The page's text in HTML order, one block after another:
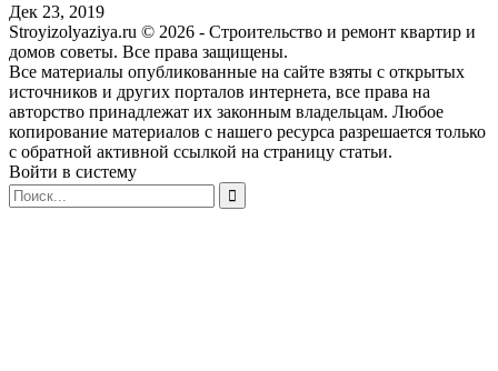
Дек 23, 2019
Stroyizolyaziya.ru © 2026 - Строительство и ремонт квартир и
домов советы. Все права защищены.
Все материалы опубликованные на сайте взяты с открытых
источников и других порталов интернета, все права на
авторство принадлежат их законным владельцам. Любое
копирование материалов с нашего ресурса разрешается только
с обратной активной ссылкой на страницу статьи.
Войти в систему